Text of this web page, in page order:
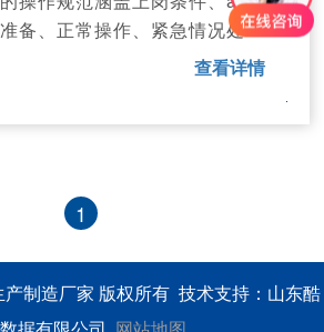
备、正常操作、紧急情况处理
个方面，具体如下：
查看详情
1
制造厂家 版权所有 技术支持：山东酷